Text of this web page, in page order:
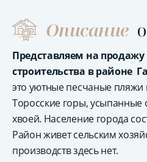
Описание
Представляем на продажу
строительства в районе
это уютные песчаные
Торосские горы,
хвоей. Население города
Район живет сельским
производств здесь нет.